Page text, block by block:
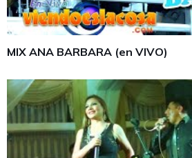
MIX ANA BARBARA (en VIVO)